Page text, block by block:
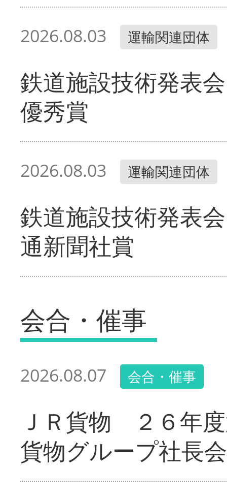
2026.08.03 運輸関連団体
鉄道施設技術発表
優秀賞
2026.08.03 運輸関連団体
鉄道施設技術発表
通新聞社賞
会合・催事
2026.08.07 会合・催事
ＪＲ貨物 ２６年
貨物グループ社長